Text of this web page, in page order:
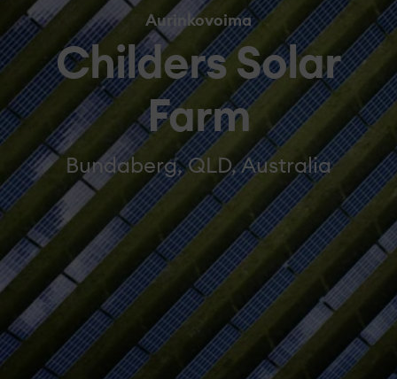
Aurinkovoima
Childers Solar
Farm
Bundaberg, QLD, Australia